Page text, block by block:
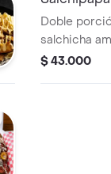
Doble
salchicha
lechuga,
$ 43.000